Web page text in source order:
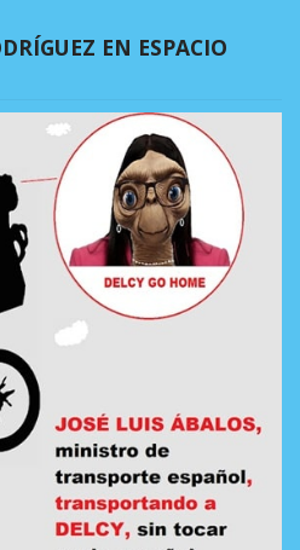
EN ESPACIO